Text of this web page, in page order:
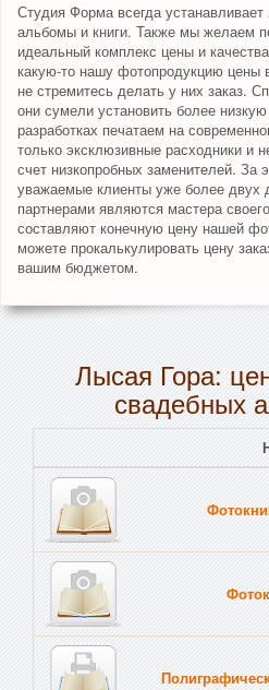
Студия Форма всегда
альбомы и книги. Также мы желаем
идеальный комплекс цены и
какую-то нашу фотопродукцию цены
не стремитесь делать у них заказ.
они сумели установить более
разработках печатаем на
только эксклюзивные расходники и
счет низкопробных заменителей.
уважаемые клиенты уже более двух
партнерами являются мастера
составляют конечную цену нашей
можете прокалькулировать цену
вашим бюджетом.
Лысая Гора:
свадебных